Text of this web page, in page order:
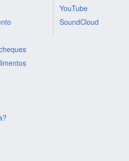
YouTube
SoundCloud